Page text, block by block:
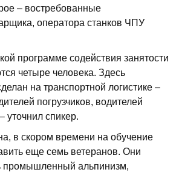
– востребованные
оператора станков ЧПУ
программе содействия занятости
четыре человека. Здесь
на транспортной логистике –
погрузчиков, водителей
уточнил спикер.
в скором времени на обучение
еще семь ветеранов. Они
промышленный альпинизм,